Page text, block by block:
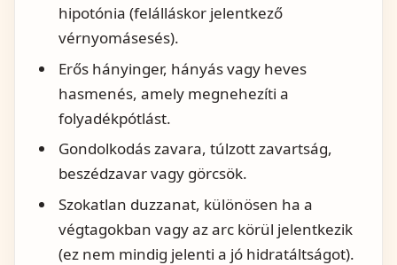
hipotónia (felálláskor jelentkező
vérnyomásesés).
Erős hányinger, hányás vagy heves
hasmenés, amely megnehezíti a
folyadékpótlást.
Gondolkodás zavara, túlzott zavartság,
beszédzavar vagy görcsök.
Szokatlan duzzanat, különösen ha a
végtagokban vagy az arc körül jelentkezik
(ez nem mindig jelenti a jó hidratáltságot).